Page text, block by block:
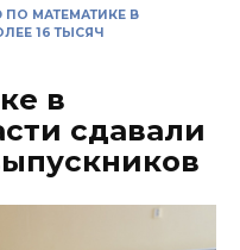
ПО МАТЕМАТИКЕ В
16 ТЫСЯЧ
в
сдавали